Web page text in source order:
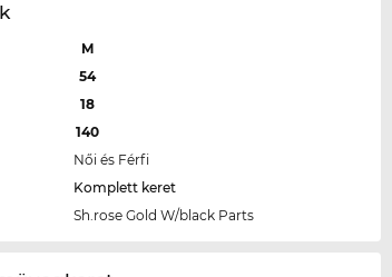
M
54
18
140
Női és Férfi
Komplett keret
Sh.rose Gold W/black Parts